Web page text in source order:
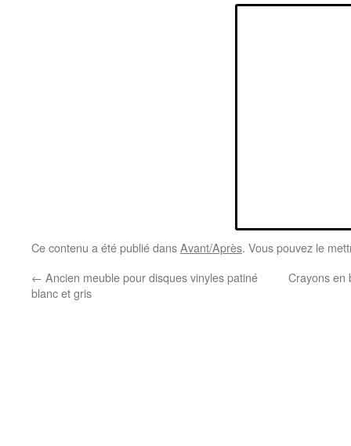
Ce contenu a été publié dansAvant/Après. Vous pouvez le
← Ancien meuble pour disques vinyles patiné
blanc et gris
Crayons en